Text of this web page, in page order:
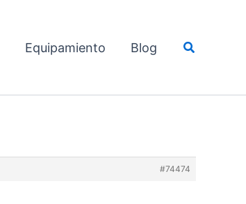
Equipamiento Blog Buscar
#74474